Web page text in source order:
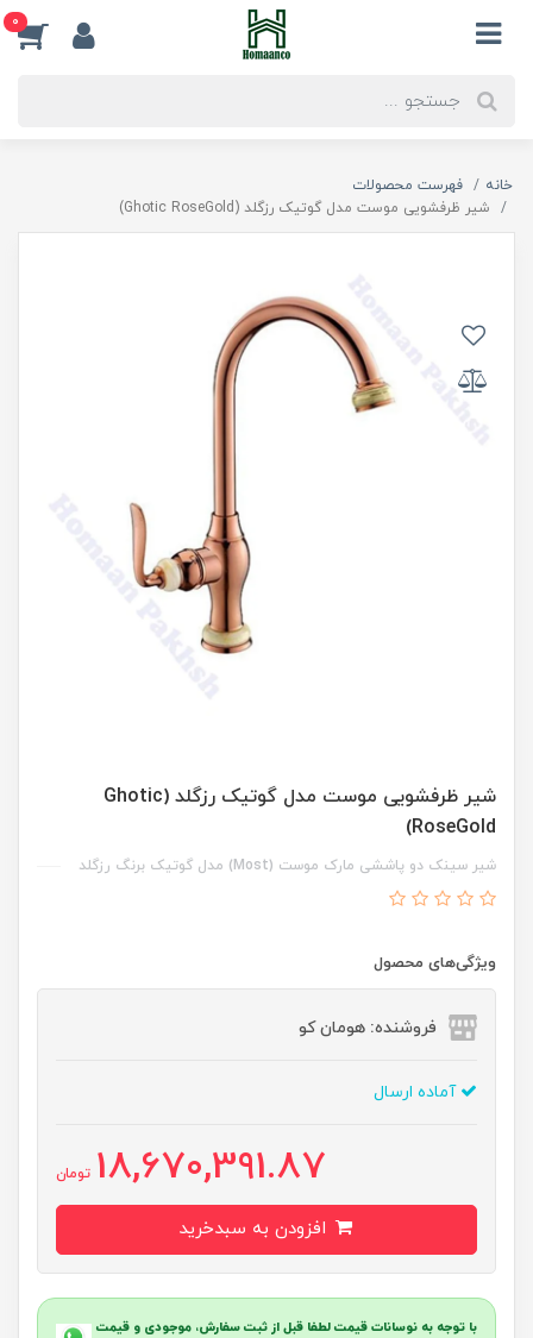
0
خانه
فهرست محصولات
شیر ظرفشویی موست مدل گوتیک رزگلد (Ghotic RoseGold)
شیر ظرفشویی موست مدل گوتیک رزگلد (Ghotic
RoseGold)
شیر سینک دو پاششی مارک موست (Most) مدل گوتیک برنگ رزگلد
ویژگی‌های محصول
فروشنده: هومان کو
آماده ارسال
18,670,391.87 تومان
با توجه به نوسانات قیمت لطفا قبل از ثبت سفارش، موجودی و قیمت